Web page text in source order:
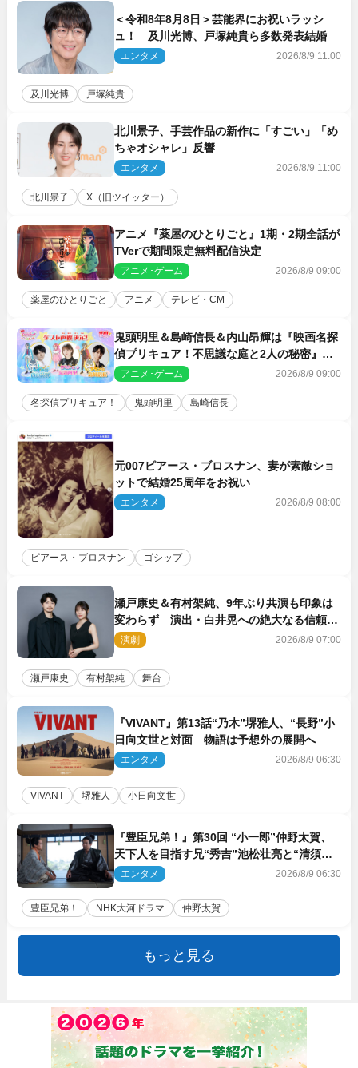
＜令和8年8月8日＞芸能界にお祝いラッシ
ュ！ 及川光博、戸塚純貴ら多数発表結婚
エンタメ 2026/8/9 11:00
及川光博 戸塚純貴
北川景子、手芸作品の新作に「すごい」「め
ちゃオシャレ」反響
エンタメ 2026/8/9 11:00
北川景子 X（旧ツイッター）
アニメ『薬屋のひとりごと』1期・2期全話が
TVerで期間限定無料配信決定
アニメ･ゲーム 2026/8/9 09:00
薬屋のひとりごと アニメ テレビ・CM
鬼頭明里＆島崎信長＆内山昂輝は『映画名探
偵プリキュア！不思議な庭と2人の秘密』ゲ
スト声優に決定
アニメ･ゲーム 2026/8/9 09:00
名探偵プリキュア！ 鬼頭明里 島崎信長
元007ピアース・ブロスナン、妻が素敵ショ
ットで結婚25周年をお祝い
エンタメ 2026/8/9 08:00
ピアース・ブロスナン ゴシップ
瀬戸康史＆有村架純、9年ぶり共演も印象は
変わらず 演出・白井晃への絶大なる信頼を
胸に舞台『キュー』に挑む
演劇 2026/8/9 07:00
瀬戸康史 有村架純 舞台
『VIVANT』第13話“乃木”堺雅人、“長野”小
日向文世と対面 物語は予想外の展開へ
エンタメ 2026/8/9 06:30
VIVANT 堺雅人 小日向文世
『豊臣兄弟！』第30回 “小一郎”仲野太賀、
天下人を目指す兄“秀吉”池松壮亮と“清須会
議”へ
エンタメ 2026/8/9 06:30
豊臣兄弟！ NHK大河ドラマ 仲野太賀
もっと見る